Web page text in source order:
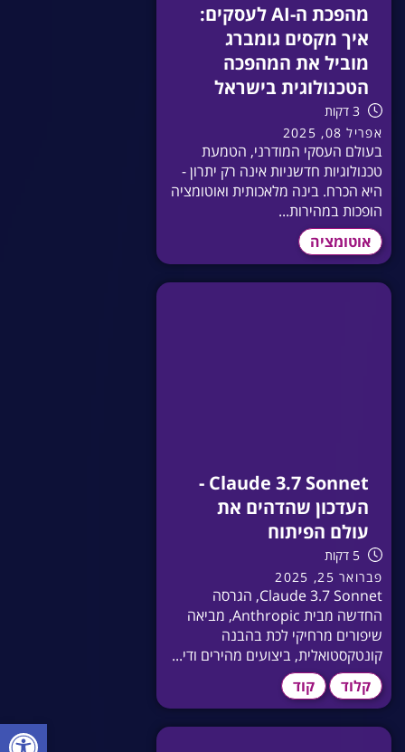
מהפכת ה-AI לעסקים:
איך מקסים גומברג
מוביל את המהפכה
הטכנולוגית בישראל
3 דקות
אפריל 08, 2025
בעולם העסקי המודרני, הטמעת
טכנולוגיות חדשניות אינה רק יתרון -
היא הכרח. בינה מלאכותית ואוטומציה
הופכות במהירות...
אוטומציה
Claude 3.7 Sonnet -
העדכון שהדהים את
עולם הפיתוח
5 דקות
פברואר 25, 2025
Claude 3.7 Sonnet, הגרסה
החדשה מבית Anthropic, מביאה
שיפורים מרחיקי לכת בהבנה
קונטקסטואלית, ביצועים מהירים ודי...
קלוד
קוד
פתח